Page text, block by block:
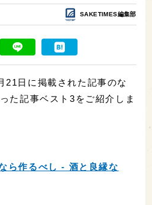
SAKETIMES編集部
21日に掲載された記事のな
た記事ベスト3をご紹介しま
ら作るべし - 酒と良縁な